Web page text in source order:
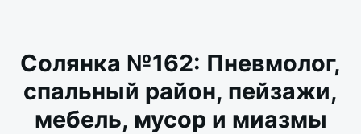
Солянка №162: Пневмолог,
спальный район, пейзажи,
мебель, мусор и миазмы